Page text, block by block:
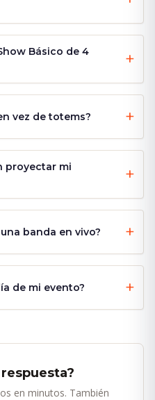
Básico de 4
vez de totems?
proyectar mi
banda en vivo?
de mi evento?
en minutos. También